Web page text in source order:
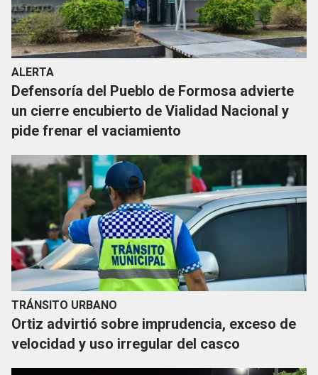
ALERTA
Defensoría del Pueblo de Formosa advierte
un cierre encubierto de Vialidad Nacional y
pide frenar el vaciamiento
TRÁNSITO URBANO
Ortiz advirtió sobre imprudencia, exceso de
velocidad y uso irregular del casco